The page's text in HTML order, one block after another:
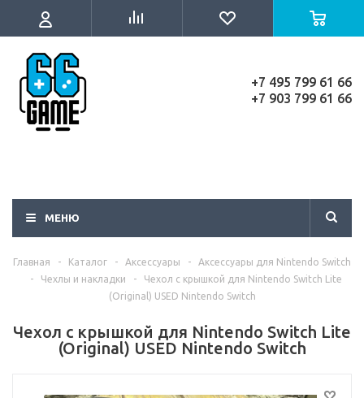
+7 495 799 61 66
+7 903 799 61 66
МЕНЮ
Главная - Каталог - Аксессуары -
Аксессуары для Nintendo Switch
-
Чехлы и накладки -
Чехол с крышкой для Nintendo Switch Lite
(Original) USED Nintendo Switch
Чехол с крышкой для Nintendo Switch Lite
(Original) USED Nintendo Switch